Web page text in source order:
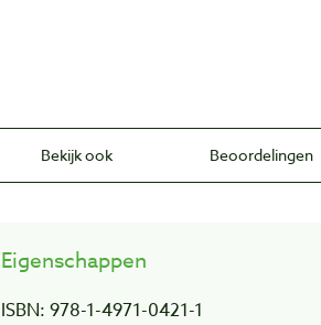
Bekijk ook Beoordelingen
Eigenschappen
ISBN: 978-1-4971-0421-1